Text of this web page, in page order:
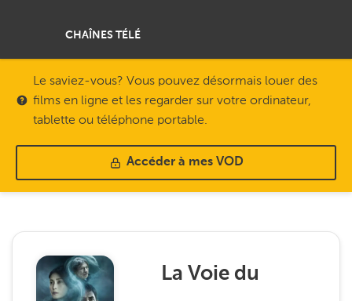
CHAÎNES TÉLÉ
Le saviez-vous? Vous pouvez désormais louer des
films en ligne et les regarder sur votre ordinateur,
tablette ou téléphone portable.
Accéder à mes VOD
La Voie du